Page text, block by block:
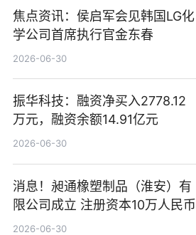
焦点资讯：侯启军会见韩国LG化
学公司首席执行官金东春
2026-06-30
振华科技：融资净买入2778.12
万元，融资余额14.91亿元
2026-06-30
消息！昶通橡塑制品（淮安）有
限公司成立 注册资本10万人民币
2026-06-30